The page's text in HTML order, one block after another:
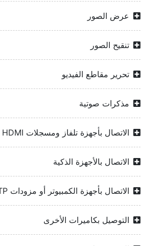
عرض الصور
تنقيح الصور
تحرير مقاطع الفيديو
مذكرات صوتية
الاتصال بأجهزة تلفاز ومسجلات HDMI‏
الاتصال بالأجهزة الذكية
الاتصال بأجهزة الكمبيوتر أو مزودات FTP‏
التوصيل بكاميرات الأخرى